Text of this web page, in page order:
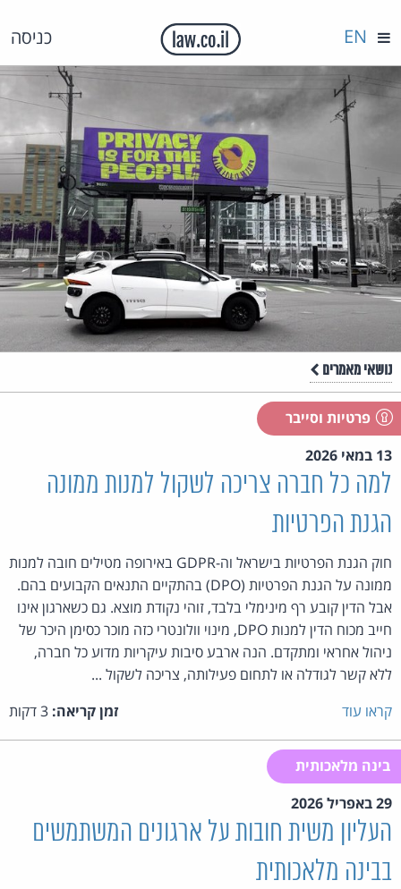
כניסה EN
נושאי מאמרים
פרטיות וסייבר
13 במאי 2026
למה כל חברה צריכה לשקול למנות ממונה
הגנת הפרטיות
חוק הגנת הפרטיות בישראל וה-GDPR באירופה מטילים חובה למנות
ממונה על הגנת הפרטיות (DPO) בהתקיים התנאים הקבועים בהם.
אבל הדין קובע רף מינימלי בלבד, זוהי נקודת מוצא. גם כשארגון אינו
חייב מכוח הדין למנות DPO, מינוי וולונטרי כזה מוכר כסימן היכר של
ניהול אחראי ומתקדם. הנה ארבע סיבות עיקריות מדוע כל חברה,
ללא קשר לגודלה או לתחום פעילותה, צריכה לשקול ...
קראו עוד
זמן קריאה:
בינה מלאכותית
29 באפריל 2026
העליון משית חובות על ארגונים המשתמשים
בבינה מלאכותית